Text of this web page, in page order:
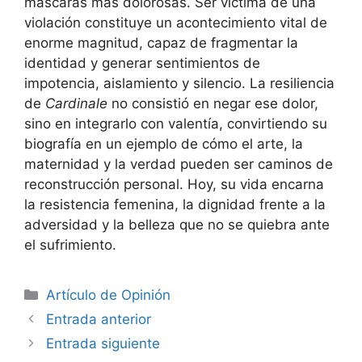
violación constituye un acontecimiento vital de
enorme magnitud, capaz de fragmentar la
identidad y generar sentimientos de
impotencia, aislamiento y silencio. La resiliencia
de Cardinale no consistió en negar ese dolor,
sino en integrarlo con valentía, convirtiendo su
biografía en un ejemplo de cómo el arte, la
maternidad y la verdad pueden ser caminos de
reconstrucción personal. Hoy, su vida encarna
la resistencia femenina, la dignidad frente a la
adversidad y la belleza que no se quiebra ante
el sufrimiento.
Artículo de Opinión
Entrada anterior
Entrada siguiente